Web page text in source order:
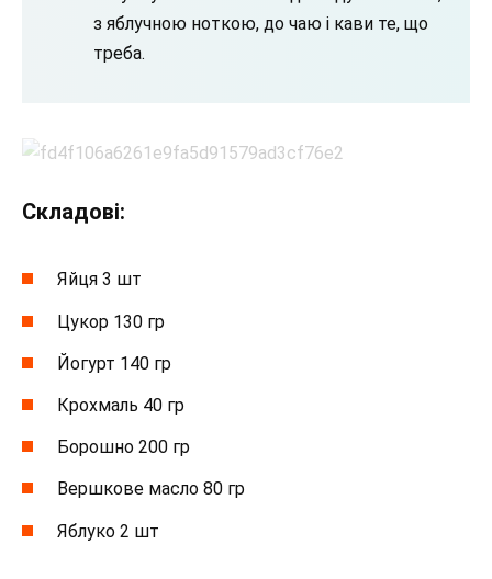
з яблучною ноткою, до чаю і кави те, що
треба.
Складові:
Яйця 3 шт
Цукор 130 гр
Йогурт 140 гр
Крохмаль 40 гр
Борошно 200 гр
Вершкове масло 80 гр
Яблуко 2 шт